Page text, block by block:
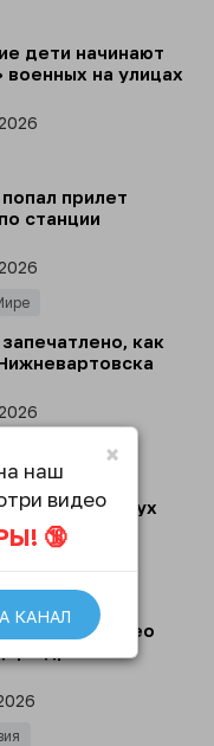
дети начинают
военных на улицах
в ТикТок
ТЦК
прилет
станции
борьбы,
на крыше дома
области
как
Обь в стороне от
под лед
напал на двух
при попытке
Следком
снял на видео
автомобилю
×
наш
видео
🔞
КАНАЛ